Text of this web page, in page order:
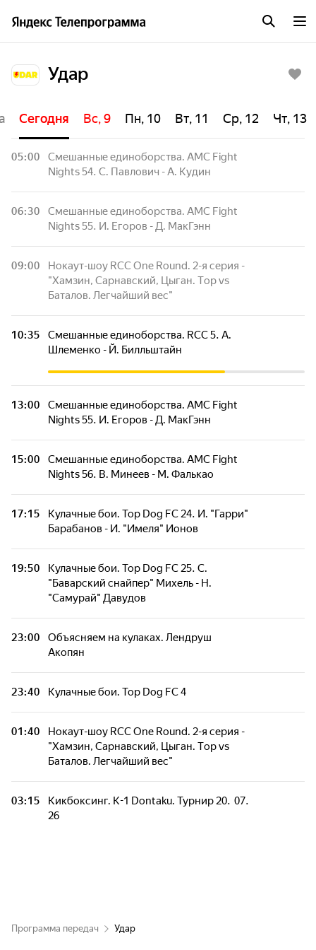
Удар
Сегодня Вс, 9 Пн, 10 Вт, 11 Ср, 12 Чт, 13
05:00
Смешанные единоборства. AMC Fight
Nights 54. С. Павлович - А. Кудин
06:30
Смешанные единоборства. AMC Fight
Nights 55. И. Егоров - Д. МакГэнн
09:00
Нокаут-шоу RCC One Round. 2-я серия -
"Хамзин, Сарнавский, Цыган. Тop vs
Баталов. Легчайший вес"
10:35
Смешанные единоборства. RCC 5. А.
Шлеменко - Й. Билльштайн
13:00
Смешанные единоборства. AMC Fight
Nights 55. И. Егоров - Д. МакГэнн
15:00
Смешанные единоборства. AMC Fight
Nights 56. В. Минеев - М. Фалькао
17:15
Кулачные бои. Top Dog FC 24. И. "Гарри"
Барабанов - И. "Имеля" Ионов
19:50
Кулачные бои. Top Dog FC 25. С.
"Баварский снайпер" Михель - Н.
"Самурай" Давудов
23:00
Объясняем на кулаках. Лендруш
Акопян
23:40 Кулачные бои. Top Dog FC 4
01:40
Нокаут-шоу RCC One Round. 2-я серия -
"Хамзин, Сарнавский, Цыган. Тop vs
Баталов. Легчайший вес"
03:15
Кикбоксинг. K-1 Dontaku. Турнир 20. 07.
26
Программа передач Удар